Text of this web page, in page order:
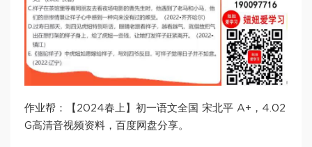
作业帮：【2024春上】初一语文全国 宋北平 A+，4.02
G高清音视频资料，百度网盘分享。